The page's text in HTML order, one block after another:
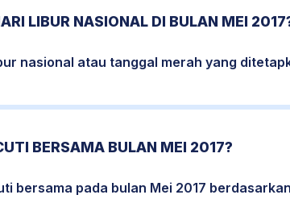
LIBUR NASIONAL DI BULAN MEI
nasional atau tanggal merah yang
BERSAMA BULAN MEI 2017?
bersama pada bulan Mei 2017